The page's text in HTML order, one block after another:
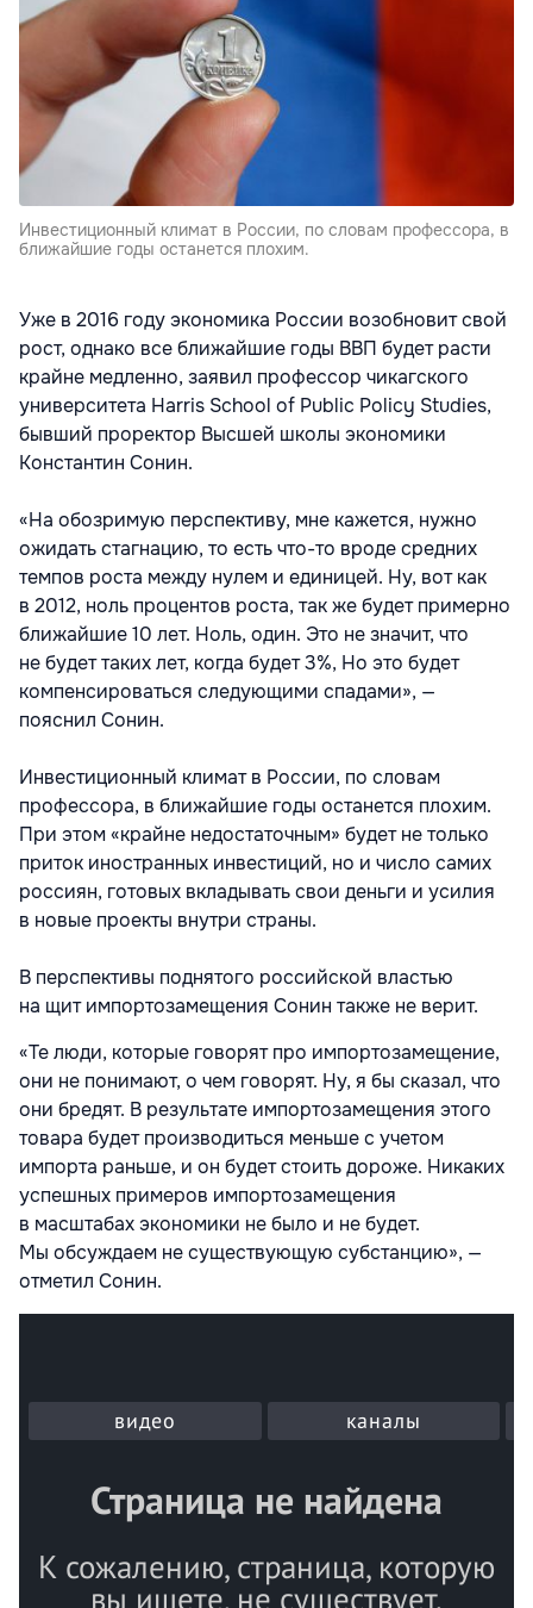
Инвестиционный климат в России, по словам профессора, в
ближайшие годы останется плохим.
​Уже в 2016 году экономика России возобновит свой
рост, однако все ближайшие годы ВВП будет расти
крайне медленно, заявил профессор чикагского
университета Harris School of Public Policy Studies,
бывший проректор Высшей школы экономики
Константин Сонин.
«На обозримую перспективу, мне кажется, нужно
ожидать стагнацию, то есть что-то вроде средних
темпов роста между нулем и единицей. Ну, вот как
в 2012, ноль процентов роста, так же будет примерно
ближайшие 10 лет. Ноль, один. Это не значит, что
не будет таких лет, когда будет 3%, Но это будет
компенсироваться следующими спадами», —
пояснил Сонин.
Инвестиционный климат в России, по словам
профессора, в ближайшие годы останется плохим.
При этом «крайне недостаточным» будет не только
приток иностранных инвестиций, но и число самих
россиян, готовых вкладывать свои деньги и усилия
в новые проекты внутри страны.
В перспективы поднятого российской властью
на щит импортозамещения Сонин также не верит.
«Те люди, которые говорят про импортозамещение,
они не понимают, о чем говорят. Ну, я бы сказал, что
они бредят. В результате импортозамещения этого
товара будет производиться меньше с учетом
импорта раньше, и он будет стоить дороже. Никаких
успешных примеров импортозамещения
в масштабах экономики не было и не будет.
Мы обсуждаем не существующую субстанцию», —
отметил Сонин.